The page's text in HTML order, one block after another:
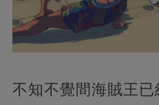
不知不覺間海賊王